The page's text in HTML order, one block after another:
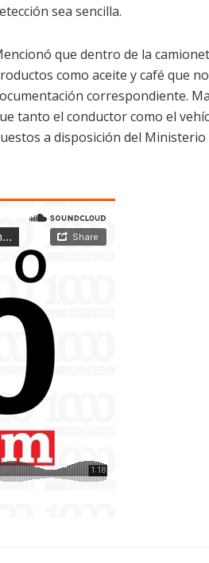
sea sencilla.
que dentro de la
como aceite y café que
correspondiente.
tanto el conductor como el
a disposición del Ministerio